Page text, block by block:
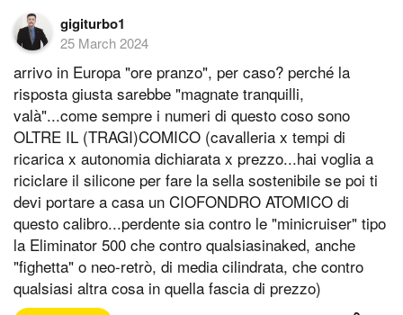
gigiturbo1
25 March 2024
arrivo in Europa "ore pranzo", per caso? perché la
risposta giusta sarebbe "magnate tranquilli,
valà"...come sempre i numeri di questo coso sono
OLTRE IL (TRAGI)COMICO (cavalleria x tempi di
ricarica x autonomia dichiarata x prezzo...hai voglia a
riciclare il silicone per fare la sella sostenibile se poi ti
devi portare a casa un CIOFONDRO ATOMICO di
questo calibro...perdente sia contro le "minicruiser" tipo
la Eliminator 500 che contro qualsiasinaked, anche
"fighetta" o neo-retrò, di media cilindrata, che contro
qualsiasi altra cosa in quella fascia di prezzo)